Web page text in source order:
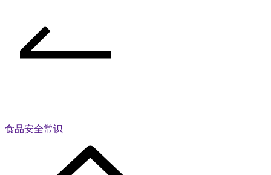
食品安全常识